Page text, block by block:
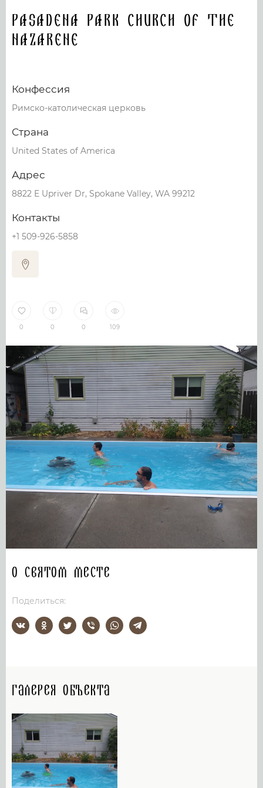
Pasadena Park Church of the
Nazarene
Конфессия
Римско-католическая церковь
Страна
United States of America
Адрес
8822 E Upriver Dr, Spokane Valley, WA 99212
Контакты
+1 509-926-5858
0 0 0 109
О святом месте
Поделиться:
Галерея объекта